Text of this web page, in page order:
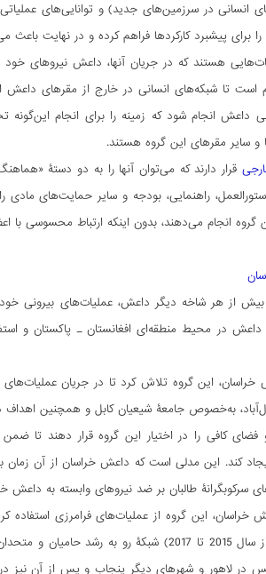
انسانی در سرزمین‌‌های جدید) و توانایی‌های
برای پیشبرد کارکردها فراهم کرده و در نهایت
هستند که در جریان آنها، داعش نیروهای خود
است تا شبکه‌های انسانی در خارج از مقرهای داعش
داعش انجام شود که زمینه را برای انجام
و سایر مقرهای این گروه هستند.
قرار دارند که می‌توان آنها را به دو دستۀ
راهنمایی، بودجه‌ و سایر حمایت‌های مادی
گروه انجام می‌دهند، بدون اینکه ارتباط محسوسی
در محیط منطقه‌ای افغانستان ـ پاکستان و
این گروه تلاش کرد تا در جریان
به‌خصوص جامعۀ شیعیان کابل و همچنین
کافی را در اختیار این گروه قرار دهند تا
کند. این مدلی است که داعش خراسان از آن
این گروه از عملیات‌های فرامرزی استفاده
گسترش دهد. در مدت کوتاهی (از سال 2015 تا
در لاهور و شهرهای دیگر پنجاب و پس از آن نیز در